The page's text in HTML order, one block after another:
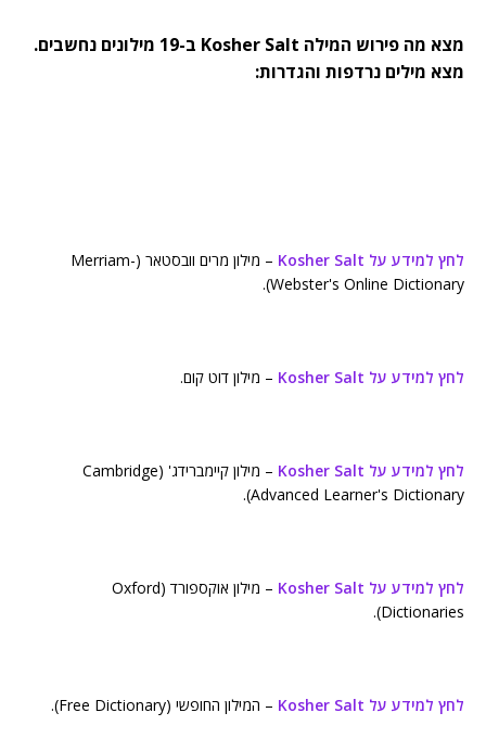
מצא מה פירוש המילה Kosher Salt ב-19 מילונים נחשבים.
מצא מילים נרדפות והגדרות:
לחץ למידע על Kosher Salt
– מילון מרים וובסטאר (Merriam-
Webster's Online Dictionary).
לחץ למידע על Kosher Salt – מילון דוט קום.
לחץ למידע על Kosher Salt
– מילון קיימברידג' (Cambridge
Advanced Learner's Dictionary).
לחץ למידע על Kosher Salt
– מילון אוקספורד (Oxford
Dictionaries).
לחץ למידע על Kosher Salt – המילון החופשי (Free Dictionary).